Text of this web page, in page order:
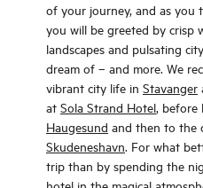
of your journey, and as you
you will be greeted by crisp
landscapes and pulsating
dream of – and more. We
vibrant city life in Stavanger
at Sola Strand Hotel, before
Haugesund and then to the
Skudeneshavn. For what
trip than by spending the